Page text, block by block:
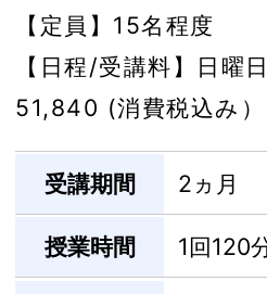
【定員】15名程度
【日程/受講料】日曜
51,840 (消費税込み）
受講期間 2ヵ月
授業時間 1回120